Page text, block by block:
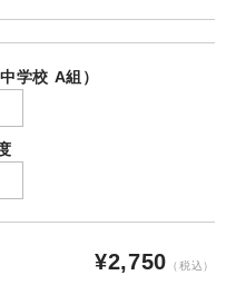
学校 A組）
¥2,750 （税込）